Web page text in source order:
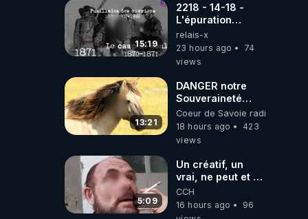
15:19
2218 - 14-18 -
L'épuration
républicaine
organisée par les
frères de la
relais-x
23 hours ago
74
views
13:21
DANGER notre
Souveraineté
Alimentaire est
attaqué...
Coeur de Savoie radioweb TV
18 hours ago
423
views
5:09
Un créatif, un
vrai, ne peut et ne
doit pas faire
appel à
l'intelligence
CCH
16 hours ago
96